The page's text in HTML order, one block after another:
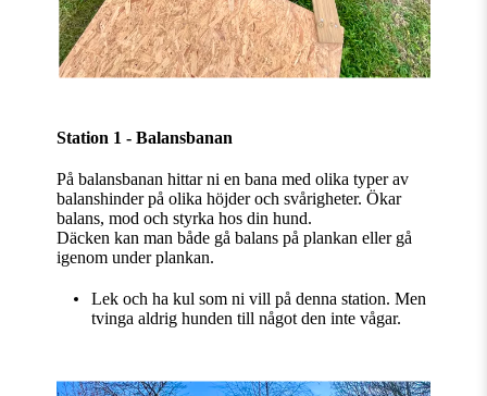
Station 1 - Balansbanan
På balansbanan hittar ni en bana med olika typer av
balanshinder på olika höjder och svårigheter. Ökar
balans, mod och styrka hos din hund.
Däcken kan man både gå balans på plankan eller gå
igenom under plankan.
Lek och ha kul som ni vill på denna station. Men
tvinga aldrig hunden till något den inte vågar.